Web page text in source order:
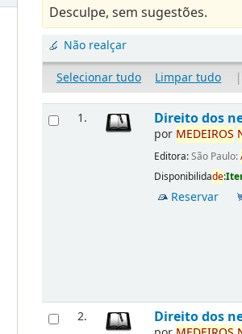
Desculpe, sem sugestões.
Não realçar
Selecionar tudo
Limpar tudo |
1. Direito dos
por MEDEIROS
Editora:São Paulo:
Disponibilidade:
Reservar
2. Direito dos